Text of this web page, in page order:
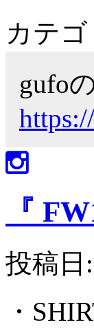
カテ
gufo
『
投稿日:
・